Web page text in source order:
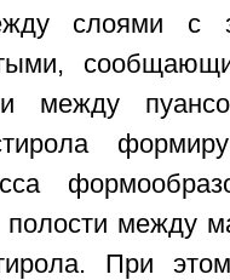
слоями с
между
полости между
При